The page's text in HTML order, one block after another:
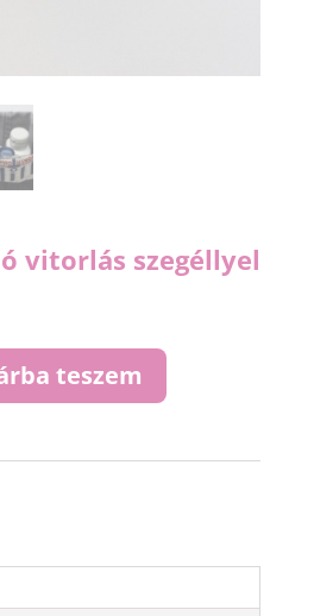
vitorlás szegéllyel
teszem